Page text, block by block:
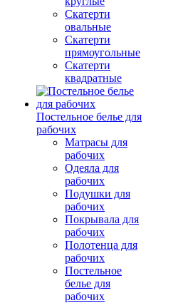
Скатерти
овальные
Скатерти
прямоугольные
Скатерти
квадратные
Постельное белье для
рабочих
Матрасы для
рабочих
Одеяла для
рабочих
Подушки для
рабочих
Покрывала для
рабочих
Полотенца для
рабочих
Постельное
белье для
рабочих